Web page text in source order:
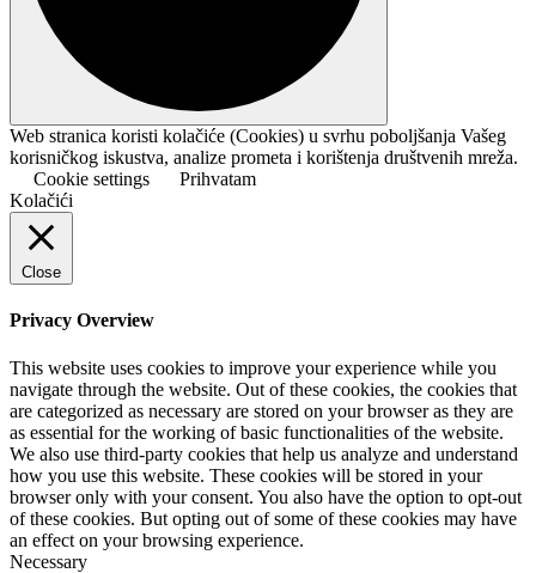
Web stranica koristi kolačiće (Cookies) u svrhu poboljšanja Vašeg
korisničkog iskustva, analize prometa i korištenja društvenih mreža.
Cookie settings
Prihvatam
Kolačići
Close
Privacy Overview
This website uses cookies to improve your experience while you
navigate through the website. Out of these cookies, the cookies that
are categorized as necessary are stored on your browser as they are
as essential for the working of basic functionalities of the website.
We also use third-party cookies that help us analyze and understand
how you use this website. These cookies will be stored in your
browser only with your consent. You also have the option to opt-out
of these cookies. But opting out of some of these cookies may have
an effect on your browsing experience.
Necessary